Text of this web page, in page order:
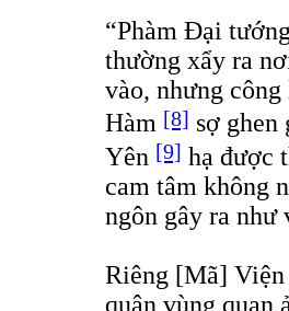
“Phàm Ðại
thường xẩy ra
vào, nhưng
Hàm [8] sợ ghen
Yên [9] hạ được
cam tâm không
ngôn gây ra như
Riêng [Mã] Viện
quân vùng quan